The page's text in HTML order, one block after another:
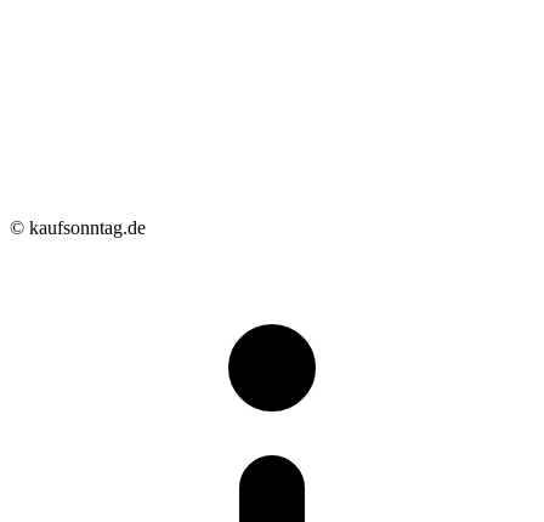
© kaufsonntag.de